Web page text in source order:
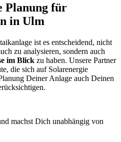
Planung für
in Ulm
ist es entscheidend, nicht
zu analysieren, sondern auch
im Blick zu haben. Unsere Partner
die sich auf Solarenergie
Deiner Anlage auch Deinen
machst Dich unabhängig von